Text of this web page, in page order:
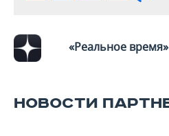
ВОДНЫЕ ВИДЫ СПОРТА
ОБРАЗОВАНИЕ«Реальное
НОВОСТИ